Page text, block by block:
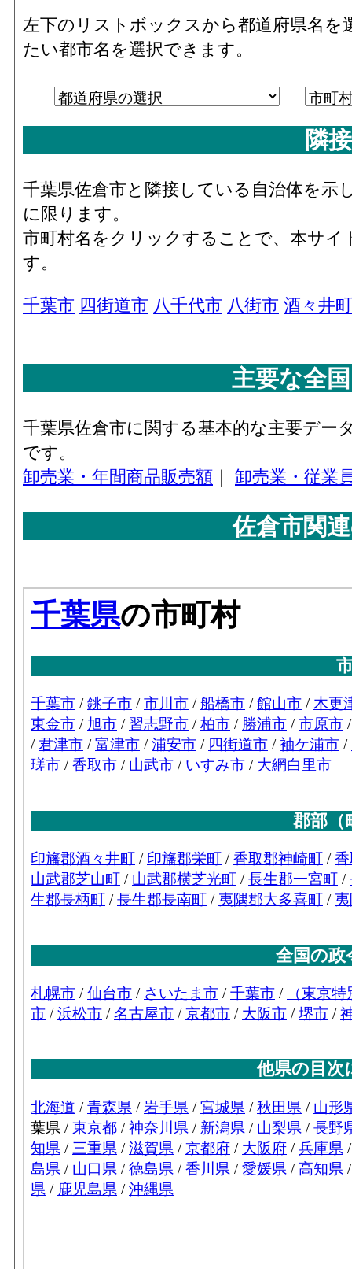
左下のリストボックスから都道府県名
たい都市名を選択できます。
隣
千葉県佐倉市と隣接している自治体を示
に限ります。
市町村名をクリックすることで、本サ
す。
千葉市 四街道市 八千代市 八街市 酒々井町
主要な全
千葉県佐倉市に関する基本的な主要デ
です。
卸売業・年間商品販売額 ｜ 卸売業・従業
佐倉市関